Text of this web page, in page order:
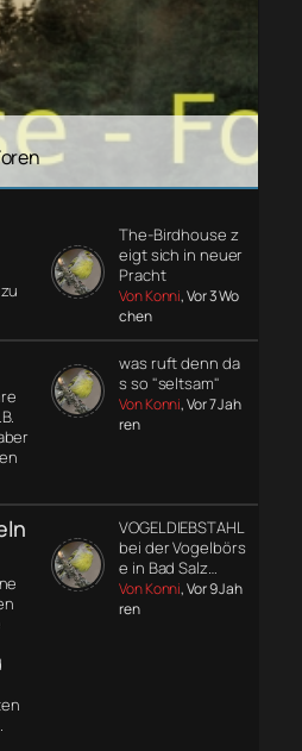
The-Birdhouse z
eigt sich in neuer
Pracht
Von Konni, Vor 3 Wo
chen
was ruft denn da
s so "seltsam"
Von Konni, Vor 7 Jah
ren
VOGELDIEBSTAHL
bei der Vogelbörs
e in Bad Salz…
Von Konni, Vor 9 Jah
ren